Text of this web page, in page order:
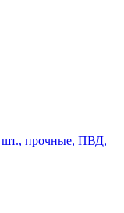
шт., прочные, ПВД,